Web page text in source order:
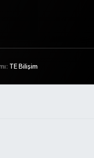
TE Bilişim